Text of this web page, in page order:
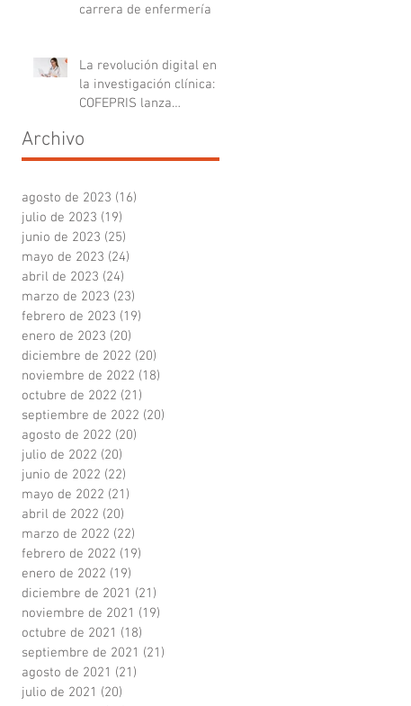
carrera de enfermería
La revolución digital en
la investigación clínica:
COFEPRIS lanza
Archivo
agosto de 2023 (16)
julio de 2023 (19)
junio de 2023 (25)
mayo de 2023 (24)
abril de 2023 (24)
marzo de 2023 (23)
febrero de 2023 (19)
enero de 2023 (20)
diciembre de 2022 (20)
noviembre de 2022 (18)
octubre de 2022 (21)
septiembre de 2022 (20)
agosto de 2022 (20)
julio de 2022 (20)
junio de 2022 (22)
mayo de 2022 (21)
abril de 2022 (20)
marzo de 2022 (22)
febrero de 2022 (19)
enero de 2022 (19)
diciembre de 2021 (21)
noviembre de 2021 (19)
octubre de 2021 (18)
septiembre de 2021 (21)
agosto de 2021 (21)
julio de 2021 (20)